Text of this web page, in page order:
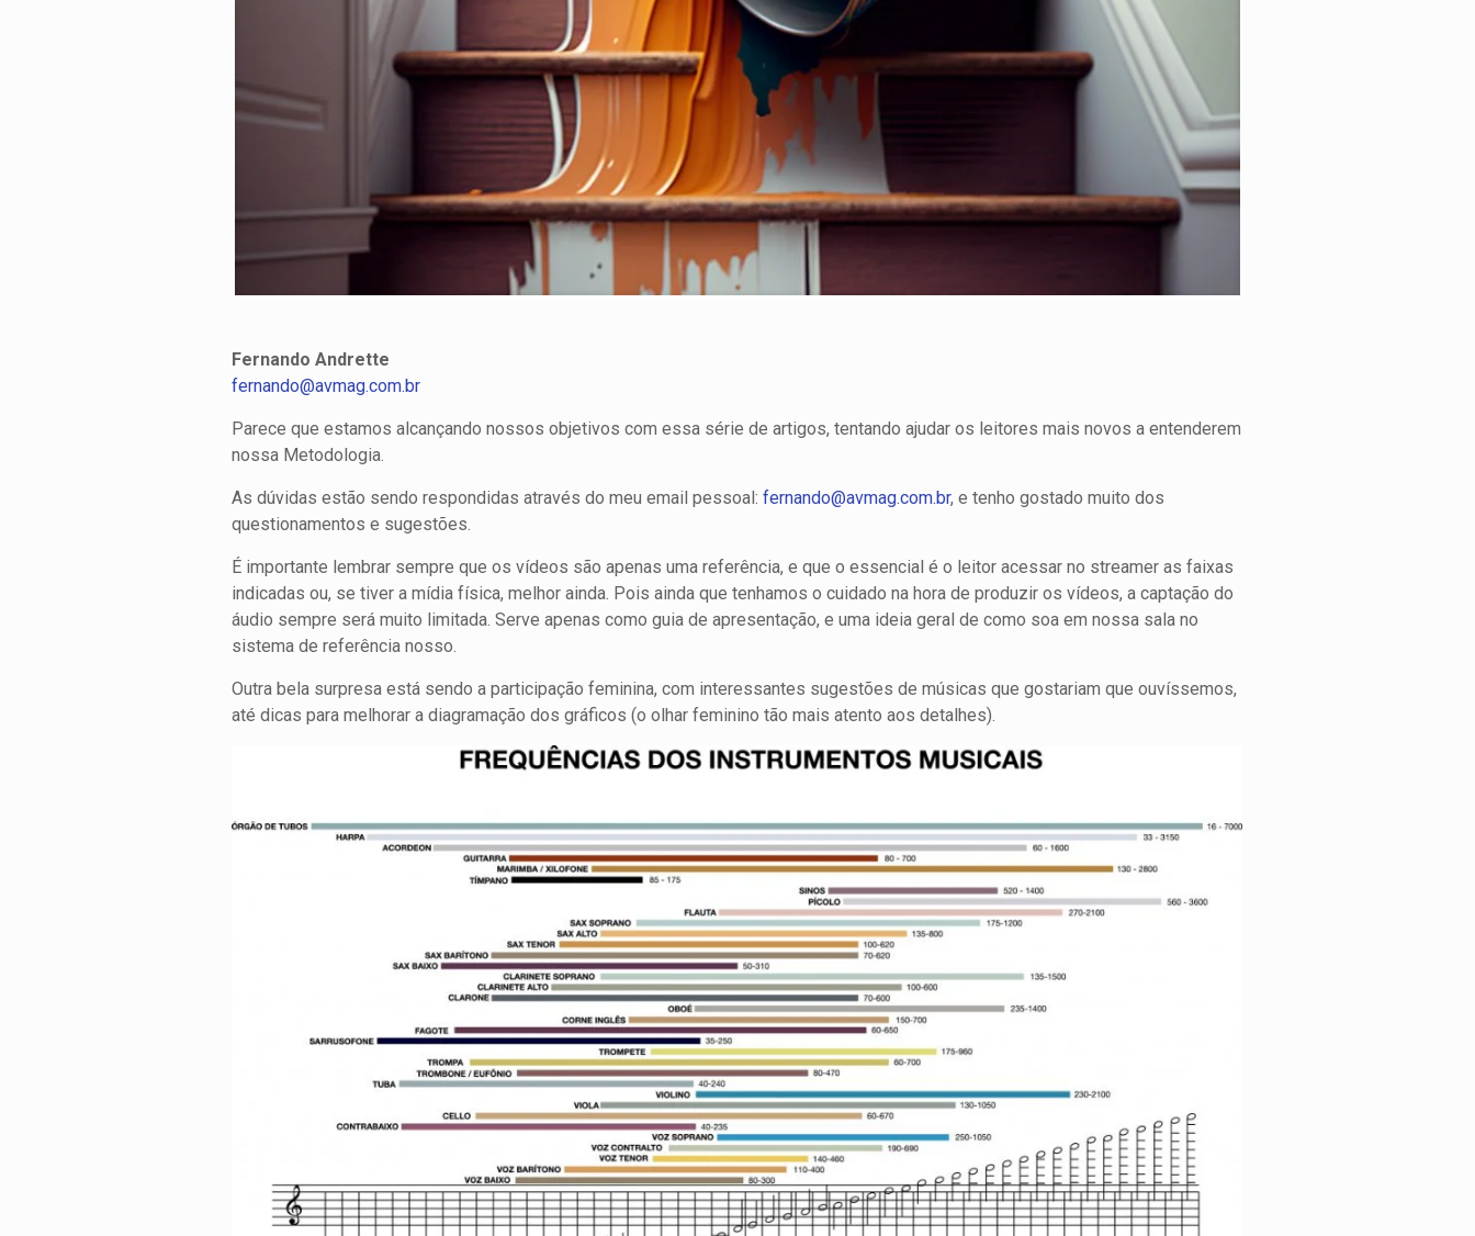
Fernando Andrette
fernando@avmag.com.br
Parece que estamos alcançando nossos objetivos com essa série de artigos, tentando ajudar os leitores mais novos a entenderem
nossa Metodologia.
As dúvidas estão sendo respondidas através do meu email pessoal:fernando@avmag.com.br, e tenho gostado muito dos
questionamentos e sugestões.
É importante lembrar sempre que os vídeos são apenas uma referência, e que o essencial é o leitor acessar no streamer as faixas
indicadas ou, se tiver a mídia física, melhor ainda. Pois ainda que tenhamos o cuidado na hora de produzir os vídeos, a captação do
áudio sempre será muito limitada. Serve apenas como guia de apresentação, e uma ideia geral de como soa em nossa sala no
sistema de referência nosso.
Outra bela surpresa está sendo a participação feminina, com interessantes sugestões de músicas que gostariam que ouvíssemos,
até dicas para melhorar a diagramação dos gráficos (o olhar feminino tão mais atento aos detalhes).